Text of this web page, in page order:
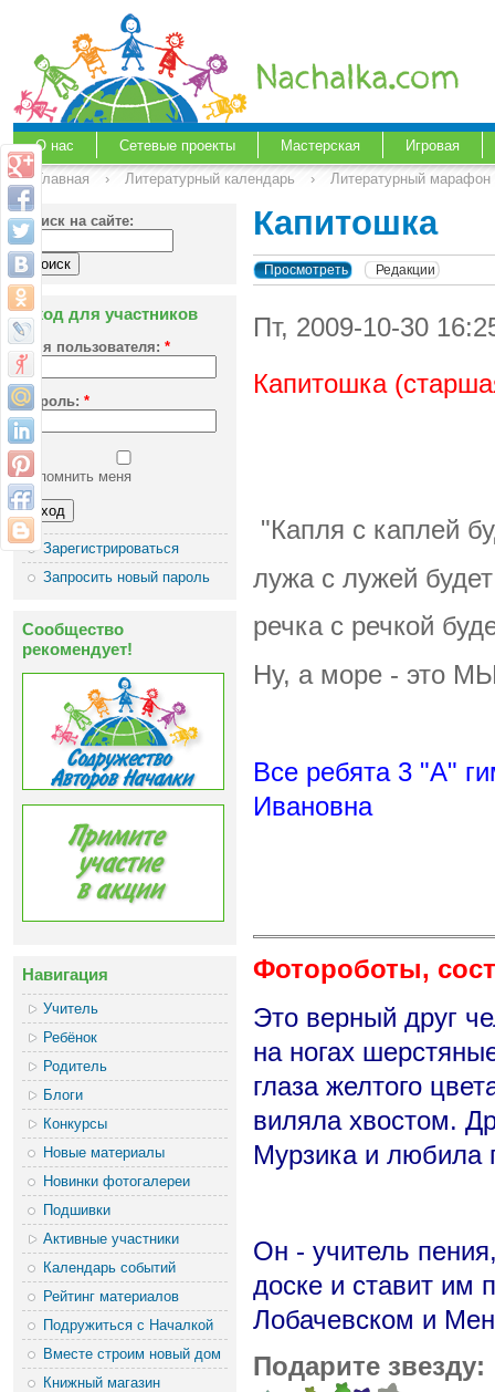
О нас Сетевые проекты Мастерская
Игровая
Главная
› Литературный календарь › Литературный марафон
Поиск на сайте:
Вход для участников
Имя пользователя: *
Пароль: *
Запомнить меня
Зарегистрироваться
Запросить новый пароль
Сообщество
рекомендует!
Навигация
Учитель
Ребёнок
Родитель
Блоги
Конкурсы
Новые материалы
Новинки фотогалереи
Подшивки
Активные участники
Календарь событий
Рейтинг материалов
Подружиться с Началкой
Вместе строим новый дом
Книжный магазин
Капитошка
Просмотреть Редакции
Пт, 2009-10-30
Капитошка
"Капля с каплей
лужа с лужей
речка с речкой
Ну, а море - это
Все ребята 3 "А"
Ивановна
Фотороботы,
Это верный друг
на ногах
глаза желтого
виляла хвостом.
Мурзика и любила
Он - учитель
доске и ставит им
Лобачевском и
Подарите звезду: